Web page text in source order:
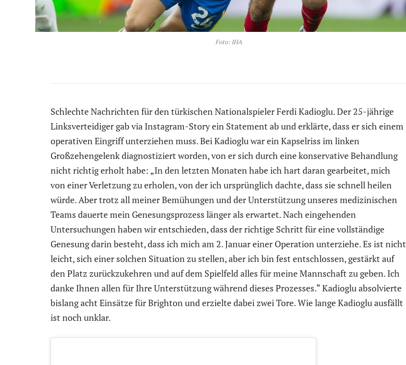
Foto: IHA
Schlechte Nachrichten für den türkischen Nationalspieler Ferdi Kadioglu. Der 25-jährige
Linksverteidiger gab via Instagram-Story ein Statement ab und erklärte, dass er sich einem
operativen Eingriff unterziehen muss. Bei Kadioglu war ein Kapselriss im linken
Großzehengelenk diagnostiziert worden, von er sich durch eine konservative Behandlung
nicht richtig erholt habe: „In den letzten Monaten habe ich hart daran gearbeitet, mich
von einer Verletzung zu erholen, von der ich ursprünglich dachte, dass sie schnell heilen
würde. Aber trotz all meiner Bemühungen und der Unterstützung unseres medizinischen
Teams dauerte mein Genesungsprozess länger als erwartet. Nach eingehenden
Untersuchungen haben wir entschieden, dass der richtige Schritt für eine vollständige
Genesung darin besteht, dass ich mich am 2. Januar einer Operation unterziehe. Es ist nicht
leicht, sich einer solchen Situation zu stellen, aber ich bin fest entschlossen, gestärkt auf
den Platz zurückzukehren und auf dem Spielfeld alles für meine Mannschaft zu geben. Ich
danke Ihnen allen für Ihre Unterstützung während dieses Prozesses.“ Kadioglu absolvierte
bislang acht Einsätze für Brighton und erzielte dabei zwei Tore. Wie lange Kadioglu ausfällt
ist noch unklar.